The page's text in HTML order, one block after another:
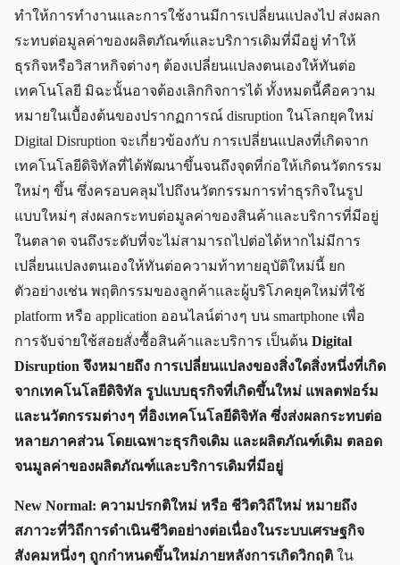
ทำให้การทำงานและการใช้งานมีการเปลี่ยนแปลงไป ส่งผลก
ระทบต่อมูลค่าของผลิตภัณฑ์และบริการเดิมที่มีอยู่ ทำให้
ธุรกิจหรือวิสาหกิจต่าง ๆ ต้องเปลี่ยนแปลงตนเองให้ทันต่อ
เทคโนโลยี มิฉะนั้นอาจต้องเลิกกิจการได้ ทั้งหมดนี้คือความ
หมายในเบื้องต้นของปรากฏการณ์ disruption ในโลกยุคใหม่
Digital Disruption จะเกี่ยวข้องกับ การเปลี่ยนแปลงที่เกิดจาก
เทคโนโลยีดิจิทัลที่ได้พัฒนาขึ้นจนถึงจุดที่ก่อให้เกิดนวัตกรรม
ใหม่ ๆ ขึ้น ซึ่งครอบคลุมไปถึงนวัตกรรมการทำธุรกิจในรูป
แบบใหม่ ๆ ส่งผลกระทบต่อมูลค่าของสินค้าและบริการที่มีอยู่
ในตลาด จนถึงระดับที่จะไม่สามารถไปต่อได้หากไม่มีการ
เปลี่ยนแปลงตนเองให้ทันต่อความท้าทายอุบัติใหม่นี้ ยก
ตัวอย่างเช่น พฤติกรรมของลูกค้าและผู้บริโภคยุคใหม่ที่ใช้
platform หรือ application ออนไลน์ต่าง ๆ บน smartphone เพื่อ
การจับจ่ายใช้สอยสั่งซื้อสินค้าและบริการ เป็นต้น Digital
Disruption จึงหมายถึง การเปลี่ยนแปลงของสิ่งใดสิ่งหนึ่งที่เกิด
จากเทคโนโลยีดิจิทัล รูปแบบธุรกิจที่เกิดขึ้นใหม่ แพลตฟอร์ม
และนวัตกรรมต่าง ๆ ที่อิงเทคโนโลยีดิจิทัล ซึ่งส่งผลกระทบต่อ
หลายภาคส่วน โดยเฉพาะธุรกิจเดิม และผลิตภัณฑ์เดิม ตลอด
จนมูลค่าของผลิตภัณฑ์และบริการเดิมที่มีอยู่
New Normal: ความปรกติใหม่ หรือ ชีวิตวิถีใหม่ หมายถึง
สภาวะที่วิถีการดำเนินชีวิตอย่างต่อเนื่องในระบบเศรษฐกิจ
สังคมหนึ่ง ๆ ถูกกำหนดขึ้นใหม่ภายหลังการเกิดวิกฤติ ใน